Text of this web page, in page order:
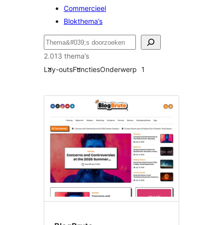
Commercieel
Blokthema’s
Zoeken
2.013 thema’s
Lay-outsFunctiesOnderwerp 1
Nieuws